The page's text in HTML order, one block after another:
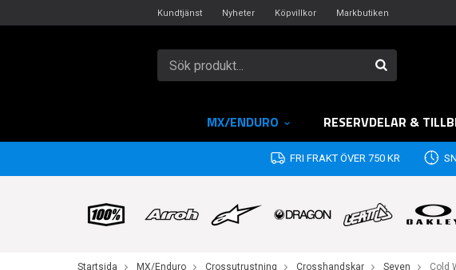
Kundtjänst Nyheter Köpvillkor Markbutiken
MX/ENDURO RESERVDELAR &
FRI FRAKT ÖVER 750 KR
Startsida MX/Enduro Crossutrustning Crosshandskar Seven Cold